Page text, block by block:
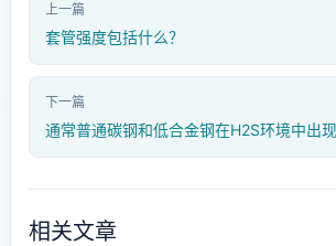
上一篇
套管强度包括什么？
下一篇
通常普通碳钢和低合金钢在H2S环境中出
相关文章